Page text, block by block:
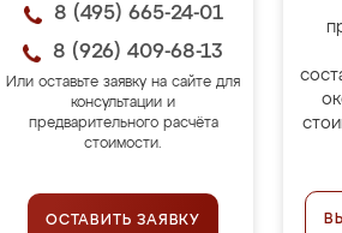
8 (495) 665-24-01
8 (926) 409-68-13
Или оставьте заявку на сайте для
консультации и
предварительного расчёта
стоимости.
ОСТАВИТЬ ЗАЯВКУ